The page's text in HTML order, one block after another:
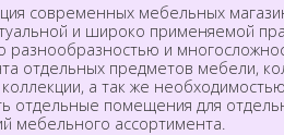
современных мебельных
и широко применяемой
разнообразностью и
отдельных предметов мебели,
а так же необходимостью
отдельные помещения для
мебельного ассортимента.